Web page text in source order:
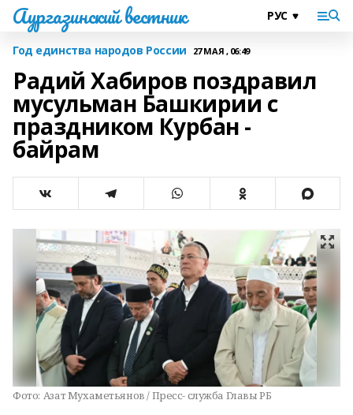
Аургазинский вестник
Год единства народов России 27 МАЯ , 06:49
Радий Хабиров поздравил
мусульман Башкирии с
праздником Курбан -
байрам
Фото: Азат Мухаметьянов / Пресс- служба Главы РБ